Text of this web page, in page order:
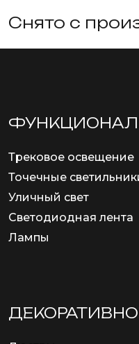
Снято с
Трековое освещение
Точечные
Уличный свет
Светодиодная лента
Лампы